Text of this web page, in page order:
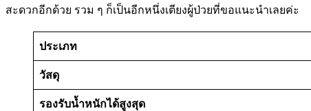
สะดวกอีกด้วย รวม ๆ ก็เป็นอีกหนึ่งเตียงผู้ป่วยที่ขอแนะนำเลยค่ะ
ประเภท
วัสดุ
รองรับน้ำหนักได้สูงสุด